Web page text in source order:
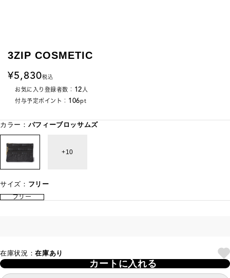
3ZIP COSMETIC
5,830税込
お気に入り登録者数： 12人
付与予定ポイント： 106pt
カラー： パフィーブロッサムズ
10
サイズ： フリー
フリー
在庫状況：在庫あり
カートに入れる